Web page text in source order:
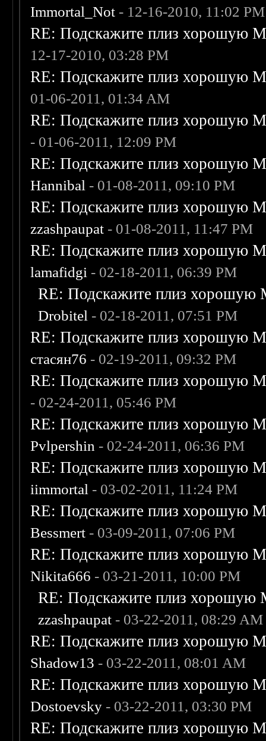
Immortal_Not - 12-16-2010, 11:02 PM
RE: Подскажите плиз хорошую
12-17-2010, 03:28 PM
RE: Подскажите плиз хорошую
01-06-2011, 01:34 AM
RE: Подскажите плиз хорошую
- 01-06-2011, 12:09 PM
RE: Подскажите плиз хорошую
Hannibal - 01-08-2011, 09:10 PM
RE: Подскажите плиз хорошую
zzashpaupat - 01-08-2011, 11:47 PM
RE: Подскажите плиз хорошую
lamafidgi - 02-18-2011, 06:39 PM
RE: Подскажите плиз хорошую
Drobitel - 02-18-2011, 07:51 PM
RE: Подскажите плиз хорошую
стасян76 - 02-19-2011, 09:32 PM
RE: Подскажите плиз хорошую
- 02-24-2011, 05:46 PM
RE: Подскажите плиз хорошую
Pvlpershin - 02-24-2011, 06:36 PM
RE: Подскажите плиз хорошую
iimmortal - 03-02-2011, 11:24 PM
RE: Подскажите плиз хорошую
Bessmert - 03-09-2011, 07:06 PM
RE: Подскажите плиз хорошую
Nikita666 - 03-21-2011, 10:00 PM
RE: Подскажите плиз хорошую
zzashpaupat - 03-22-2011, 08:29 AM
RE: Подскажите плиз хорошую
Shadow13 - 03-22-2011, 08:01 AM
RE: Подскажите плиз хорошую
Dostoevsky - 03-22-2011, 03:30 PM
RE: Подскажите плиз хорошую